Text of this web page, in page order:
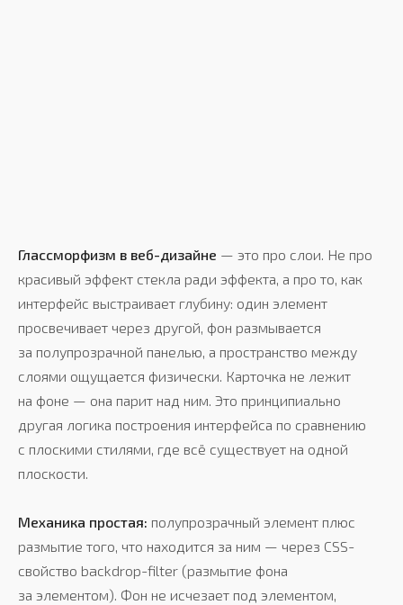
Глассморфизм в веб-дизайне — это про слои. Не про
красивый эффект стекла ради эффекта, а про то, как
интерфейс выстраивает глубину: один элемент
просвечивает через другой, фон размывается
за полупрозрачной панелью, а пространство между
слоями ощущается физически. Карточка не лежит
на фоне — она парит над ним. Это принципиально
другая логика построения интерфейса по сравнению
с плоскими стилями, где всё существует на одной
плоскости.
Механика простая: полупрозрачный элемент плюс
размытие того, что находится за ним — через CSS-
свойство backdrop-filter (размытие фона
за элементом). Фон не исчезает под элементом,